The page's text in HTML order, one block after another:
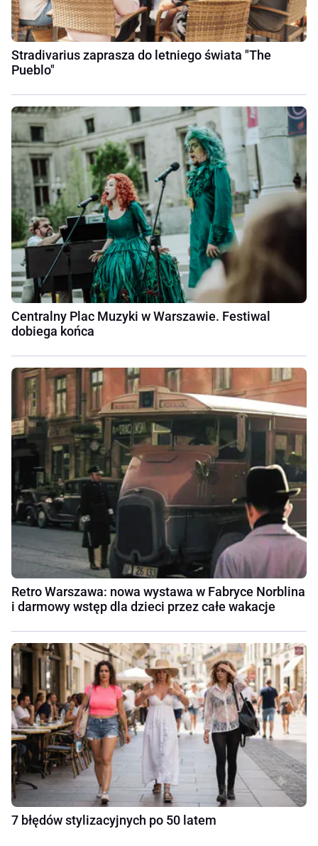
Stradivarius zaprasza do letniego świata "The
Pueblo"
Centralny Plac Muzyki w Warszawie. Festiwal
dobiega końca
Retro Warszawa: nowa wystawa w Fabryce Norblina
i darmowy wstęp dla dzieci przez całe wakacje
7 błędów stylizacyjnych po 50 latem